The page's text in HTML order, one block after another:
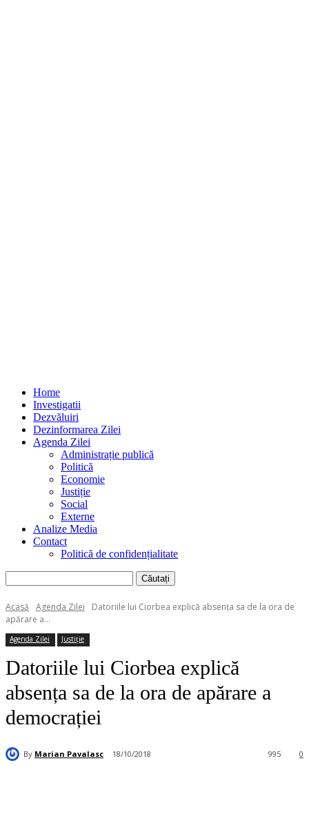
Home
Investigatii
Dezvăluiri
Dezinformarea Zilei
Agenda Zilei
Administrație publică
Politică
Economie
Justiție
Social
Externe
Analize Media
Contact
Politică de confidențialitate
Acasă Agenda Zilei
Datoriile lui Ciorbea explică absența sa de la ora de
apărare a...
Agenda Zilei Justiție
Datoriile lui Ciorbea explică
absența sa de la ora de apărare a
democrației
By Marian Pavalasc 18/10/2018 0
995